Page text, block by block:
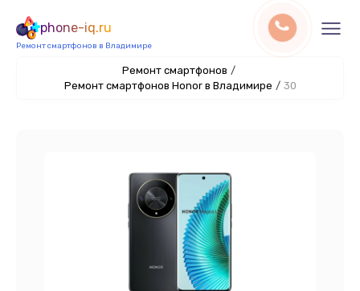
phone-iq.ru
Ремонт смартфонов в Владимире
Ремонт смартфонов /
Ремонт смартфонов Honor в Владимире / 30